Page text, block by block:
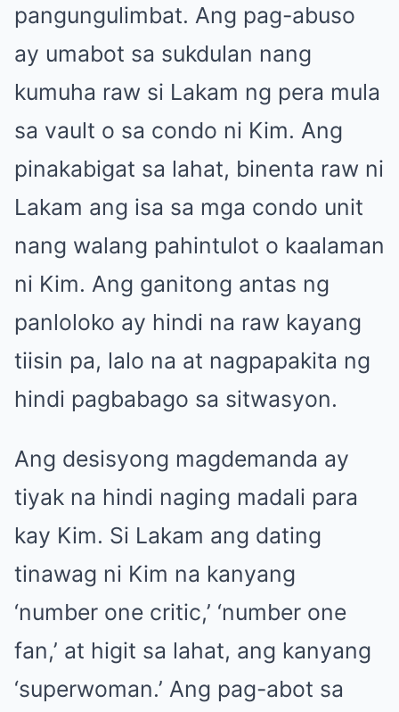
pangungulimbat. Ang pag-abuso
ay umabot sa sukdulan nang
kumuha raw si Lakam ng pera mula
sa vault o sa condo ni Kim. Ang
pinakabigat sa lahat, binenta raw ni
Lakam ang isa sa mga condo unit
nang walang pahintulot o kaalaman
ni Kim. Ang ganitong antas ng
panloloko ay hindi na raw kayang
tiisin pa, lalo na at nagpapakita ng
hindi pagbabago sa sitwasyon.
Ang desisyong magdemanda ay
tiyak na hindi naging madali para
kay Kim. Si Lakam ang dating
tinawag ni Kim na kanyang
‘number one critic,’ ‘number one
fan,’ at higit sa lahat, ang kanyang
‘superwoman.’ Ang pag-abot sa